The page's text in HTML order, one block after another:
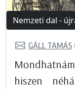
Nemzeti dal -
GÁLL TAMÁS
hiszen